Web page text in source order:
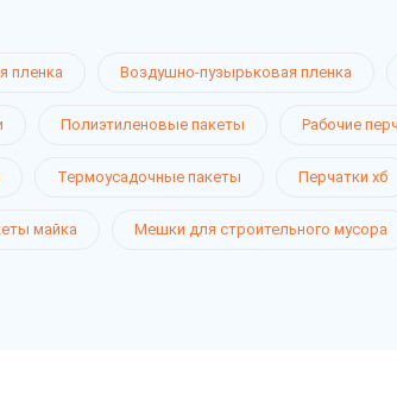
пленка Воздушно-пузырьковая пленка
Полиэтиленовые пакеты Рабочие
Термоусадочные пакеты Перчатки хб
майка Мешки для строительного мусора